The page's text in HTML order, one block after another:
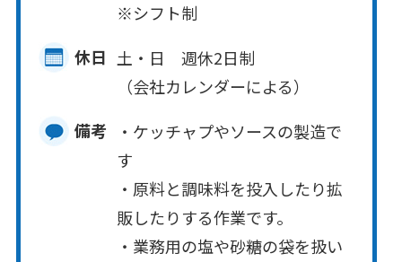
※シフト制
休日 土・日 週休2日制
（会社カレンダーによる）
備考
・ケッチャプやソースの製造で
す
・原料と調味料を投入したり拡
販したりする作業です。
・業務用の塩や砂糖の袋を扱い